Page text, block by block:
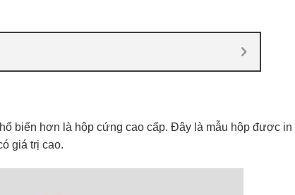
biến hơn là hộp cứng cao cấp. Đây là mẫu hộp được in
giá trị cao.